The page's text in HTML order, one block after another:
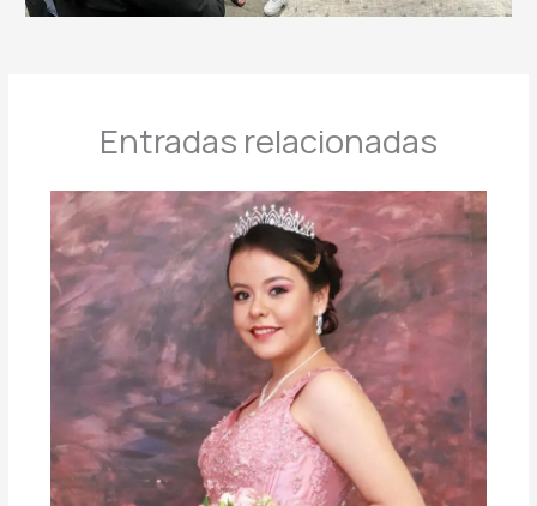
Entradas relacionadas